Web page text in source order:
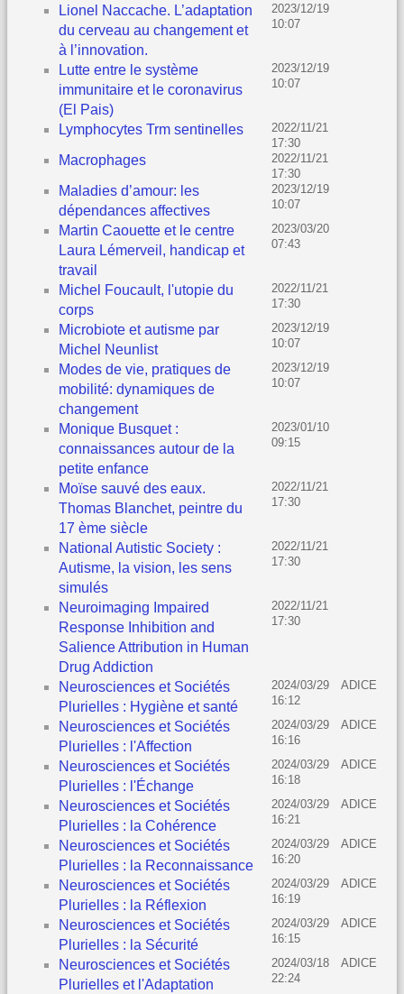
Lionel Naccache. L’adaptation
du cerveau au changement et
à l’innovation.
2023/12/19
10:07
Lutte entre le système
immunitaire et le coronavirus
(El Pais)
2023/12/19
10:07
Lymphocytes Trm sentinelles
2022/11/21
17:30
Macrophages
2022/11/21
17:30
Maladies d’amour: les
dépendances affectives
2023/12/19
10:07
Martin Caouette et le centre
Laura Lémerveil, handicap et
travail
2023/03/20
07:43
Michel Foucault, l'utopie du
corps
2022/11/21
17:30
Microbiote et autisme par
Michel Neunlist
2023/12/19
10:07
Modes de vie, pratiques de
mobilité: dynamiques de
changement
2023/12/19
10:07
Monique Busquet :
connaissances autour de la
petite enfance
2023/01/10
09:15
Moïse sauvé des eaux.
Thomas Blanchet, peintre du
17 ème siècle
2022/11/21
17:30
National Autistic Society :
Autisme, la vision, les sens
simulés
2022/11/21
17:30
Neuroimaging Impaired
Response Inhibition and
Salience Attribution in Human
Drug Addiction
2022/11/21
17:30
Neurosciences et Sociétés
Plurielles : Hygiène et santé
2024/03/29
16:12
ADICE
Neurosciences et Sociétés
Plurielles : l'Affection
2024/03/29
16:16
ADICE
Neurosciences et Sociétés
Plurielles : l'Échange
2024/03/29
16:18
ADICE
Neurosciences et Sociétés
Plurielles : la Cohérence
2024/03/29
16:21
ADICE
Neurosciences et Sociétés
Plurielles : la Reconnaissance
2024/03/29
16:20
ADICE
Neurosciences et Sociétés
Plurielles : la Réflexion
2024/03/29
16:19
ADICE
Neurosciences et Sociétés
Plurielles : la Sécurité
2024/03/29
16:15
ADICE
Neurosciences et Sociétés
Plurielles et l'Adaptation
2024/03/18
22:24
ADICE